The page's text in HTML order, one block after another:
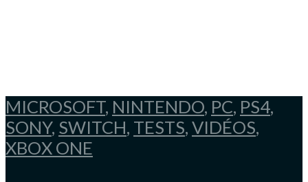
MICROSOFT, NINTENDO, PC, PS4,
SONY, SWITCH, TESTS, VIDÉOS,
XBOX ONE